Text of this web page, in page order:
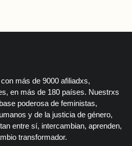
más de 9000 afiliadxs,
en más de 180 países. Nuestrxs
poderosa de feministas,
y de la justicia de género,
entre sí, intercambian, aprenden,
transformador.